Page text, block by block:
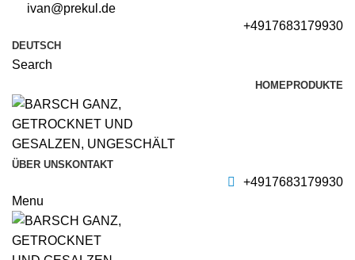
ivan@prekul.de
+4917683179930
DEUTSCH
Search
HOMEPRODUKTE
ÜBER UNS KONTAKT
+4917683179930
Menu